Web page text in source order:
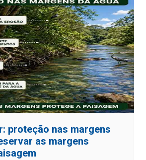
proteção nas margens
as margens